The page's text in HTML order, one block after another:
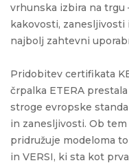
vrhunska izbira na trgu
kakovosti,
najbolj zahtevni
Pridobitev certifikata
črpalka ETERA
stroge evropske
in zanesljivosti. Ob
pridružuje modeloma
in VERSI, ki sta kot